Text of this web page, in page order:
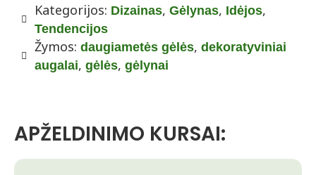
Kategorijos: Dizainas, Gėlynas, Idėjos,
Tendencijos
Žymos: daugiametės gėlės, dekoratyviniai
augalai, gėlės, gėlynai
APŽELDINIMO KURSAI: